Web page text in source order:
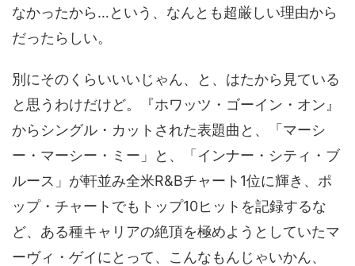
なかったから…という、なんとも超厳しい理由から
だったらしい。
別にそのくらいいいじゃん、と、はたから見ている
と思うわけだけど。『ホワッツ・ゴーイン・オン』
からシングル・カットされた表題曲と、「マーシ
ー・マーシー・ミー」と、「インナー・シティ・ブ
ルース」が軒並み全米R&Bチャート1位に輝き、ポ
ップ・チャートでもトップ10ヒットを記録するな
ど、ある種キャリアの絶頂を極めようとしていたマ
ーヴィ・ゲイにとって、こんなもんじゃいかん、